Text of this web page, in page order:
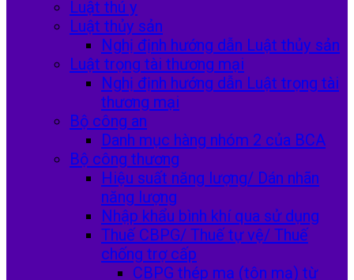
Luật thú y
Luật thủy sản
Nghị định hướng dẫn Luật thủy sản
Luật trọng tài thương mại
Nghị định hướng dẫn Luật trọng tài
thương mại
Bộ công an
Danh mục hàng nhóm 2 của BCA
Bộ công thương
Hiệu suất năng lượng/ Dán nhãn
năng lượng
Nhập khẩu bình khí qua sử dụng
Thuế CBPG/ Thuế tự vệ/ Thuế
chống trợ cấp
CBPG thép mạ (tôn mạ) từ